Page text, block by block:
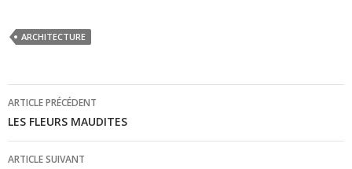
ARCHITECTURE
Navigation
de
l’article
ARTICLE PRÉCÉDENT
LES FLEURS MAUDITES
ARTICLE SUIVANT